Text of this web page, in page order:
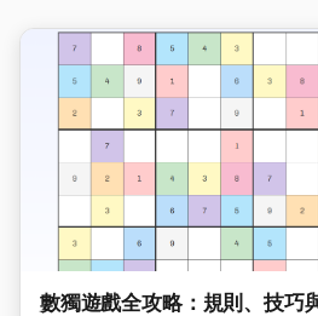
數獨遊戲全攻略：規則、技巧